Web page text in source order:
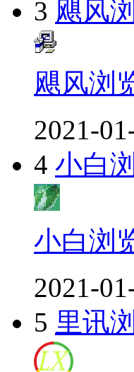
3 飓风
飓风浏
2021-
4 小白
小白浏
2021-
5 里讯